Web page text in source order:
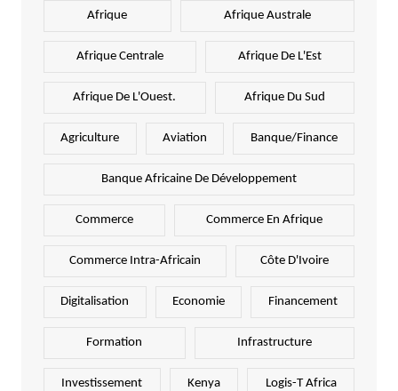
Afrique Afrique Australe
Afrique Centrale Afrique De L'Est
Afrique De L'Ouest. Afrique Du Sud
Agriculture Aviation Banque/Finance
Banque Africaine De Développement
Commerce Commerce En Afrique
Commerce Intra-Africain Côte D'Ivoire
Digitalisation Economie Financement
Formation Infrastructure
Investissement Kenya Logis-T Africa